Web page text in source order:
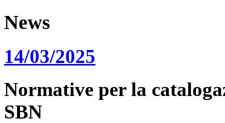
News
14/03/2025
Normative per la
SBN